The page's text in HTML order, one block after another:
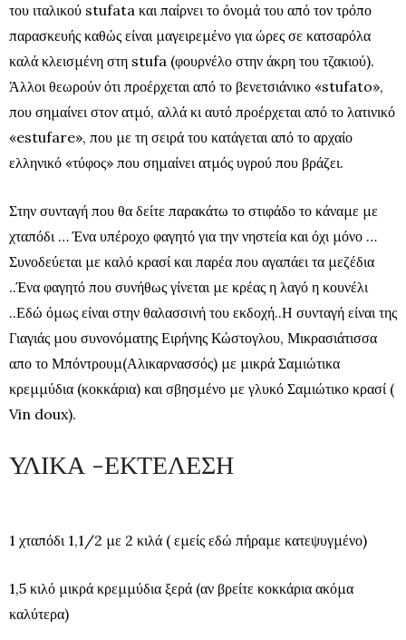
του ιταλικού stufata και παίρνει το όνομά του από τον τρόπο
παρασκευής καθώς είναι μαγειρεμένο για ώρες σε κατσαρόλα
καλά κλεισμένη στη stufa (φουρνέλο στην άκρη του τζακιού).
Άλλοι θεωρούν ότι προέρχεται από το βενετσιάνικο «stufato»,
που σημαίνει στον ατμό, αλλά κι αυτό προέρχεται από το λατινικό
«estufare», που με τη σειρά του κατάγεται από το αρχαίο
ελληνικό «τύφος» που σημαίνει ατμός υγρού που βράζει.
Στην συνταγή που θα δείτε παρακάτω το στιφάδο το κάναμε με
χταπόδι … Ένα υπέροχο φαγητό για την νηστεία και όχι μόνο …
Συνοδεύεται με καλό κρασί και παρέα που αγαπάει τα μεζέδια
..Ένα φαγητό που συνήθως γίνεται με κρέας η λαγό η κουνέλι
..Εδώ όμως είναι στην θαλασσινή του εκδοχή..Η συνταγή είναι της
Γιαγιάς μου συνονόματης Ειρήνης Κώστογλου, Μικρασιάτισσα
απο το Μπόντρουμ(Αλικαρνασσός) με μικρά Σαμιώτικα
κρεμμύδια (κοκκάρια) και σβησμένο με γλυκό Σαμιώτικο κρασί (
Vin doux).
ΥΛΙΚΑ -ΕΚΤΕΛΕΣΗ
1 χταπόδι 1,1/2 με 2 κιλά ( εμείς εδώ πήραμε κατεψυγμένο)
1,5 κιλό μικρά κρεμμύδια ξερά (αν βρείτε κοκκάρια ακόμα
καλύτερα)